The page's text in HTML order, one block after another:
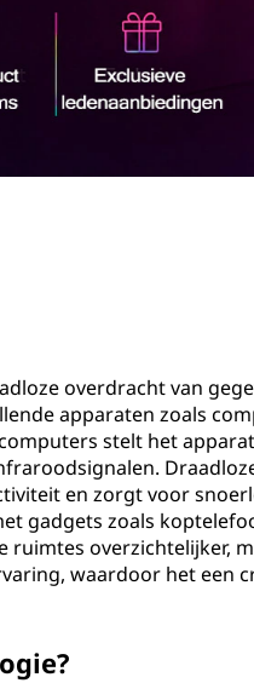
overdracht van
apparaten zoals
stelt het
en zorgt voor
gadgets zoals
ruimtes overzichtelijker,
waardoor het een